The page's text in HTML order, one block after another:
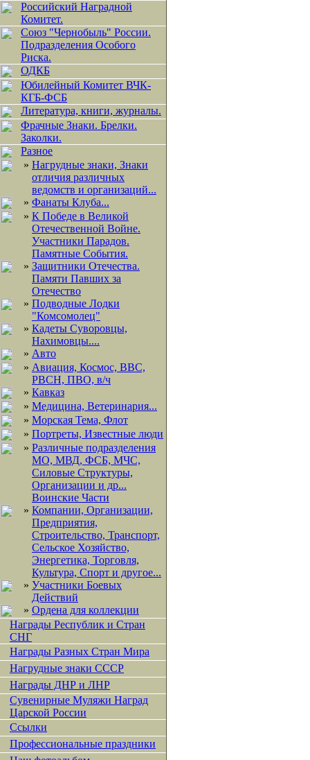
Российский Наградной
Комитет.
Союз "Чернобыль" России.
Подразделения Особого
Риска.
ОДКБ
Юбилейный Комитет ВЧК-
КГБ-ФСБ
Литература, книги, журналы.
Фрачные Знаки. Брелки.
Заколки.
Разное
» Нагрудные знаки, Знаки
отличия различных
ведомств и организаций...
» Фанаты Клуба...
» К Победе в Великой
Отечественной Войне.
Участники Парадов.
Памятные События.
» Защитники Отечества.
Памяти Павших за
Отечество
» Подводные Лодки
"Комсомолец"
» Кадеты Суворовцы,
Нахимовцы....
» Авто
» Авиация, Космос, ВВС,
РВСН, ПВО, в/ч
» Кавказ
» Медицина, Ветеринария...
» Морская Тема, Флот
» Портреты, Известные люди
» Различные подразделения
МО, МВД, ФСБ, МЧС,
Силовые Структуры,
Организации и др...
Воинские Части
» Компании, Организации,
Предприятия,
Строительство, Транспорт,
Сельское Хозяйство,
Энергетика, Торговля,
Культура, Спорт и другое...
» Участники Боевых
Действий
» Ордена для коллекции
Награды Республик и Стран
СНГ
Награды Разных Стран Мира
Нагрудные знаки СССР
Награды ДНР и ЛНР
Сувенирные Муляжи Наград
Царской России
Ссылки
Профессиональные праздники